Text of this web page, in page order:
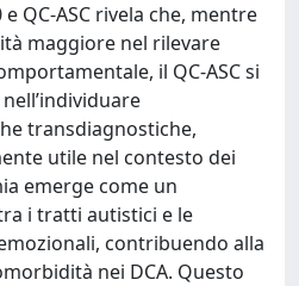
QC-ASC rivela che, mentre
maggiore nel rilevare
il QC-ASC si
transdiagnostiche,
utile nel contesto dei
emerge come un
i tratti autistici e le
contribuendo alla
nei DCA. Questo